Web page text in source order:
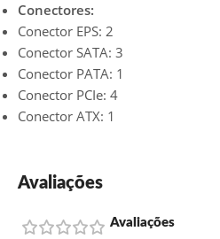
Conectores:
Conector EPS: 2
Conector SATA: 3
Conector PATA: 1
Conector PCIe: 4
Conector ATX: 1
Avaliações
Avaliações